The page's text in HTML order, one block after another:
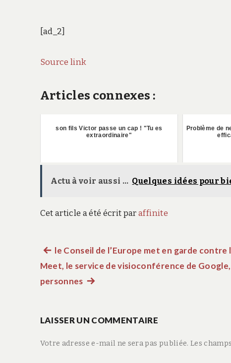
[ad_2]
Source link
Articles connexes :
son fils Victor passe un cap ! "Tu es
extraordinaire"
Problème de
Actu à voir aussi ... Quelques idées pour
Cet article a été écrit paraffinite
Navigation
de
Article
précédent :
le Conseil de l’Europe met en garde
Meet, le service de visioconférence de
personnesArticle
LAISSER UN COMMENTAIRE
Votre adresse e-mail ne sera pas publiée. Les